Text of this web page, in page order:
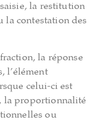
la restitution
la contestation des
la réponse
l’élément
celui-ci est
la proportionnalité
ou